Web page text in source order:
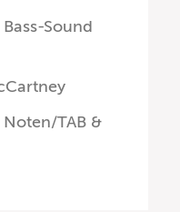
Sound
TAB &